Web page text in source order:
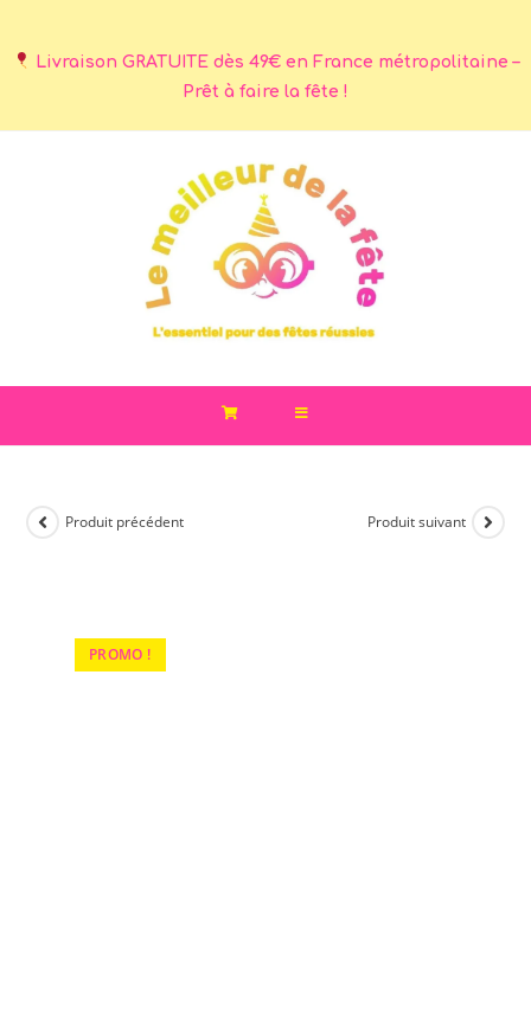
Livraison GRATUITE dès 49€ en France métropolitaine –
Prêt à faire la fête !
PROMO !
Produit précédent Produit suivant